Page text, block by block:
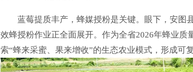
蓝莓提质丰产，蜂媒授粉是关键。眼下，安图
效蜂授粉作业正全面展开。作为全省2026年蜂业质
索“蜂来采蜜、果来增收”的生态农业模式，形成可